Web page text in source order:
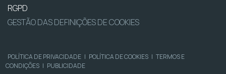
RGPD
GESTÃO DAS DEFINIÇÕES DE COOKIES
POLÍTICA DE PRIVACIDADE | POLÍTICA DE COOKIES | TERMOS E
CONDIÇÕES | PUBLICIDADE